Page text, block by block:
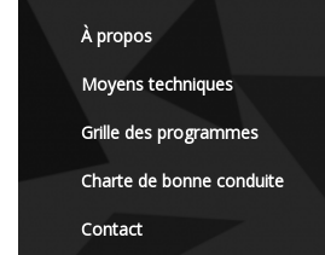
À propos
Moyens techniques
Grille des programmes
Charte de bonne conduite
Contact